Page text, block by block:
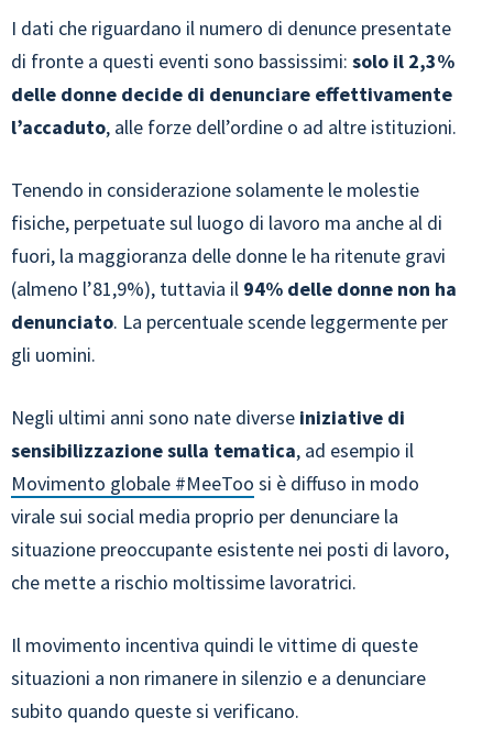
I dati che riguardano il numero di denunce presentate
di fronte a questi eventi sono bassissimi: solo il 2,3%
delle donne decide di denunciare effettivamente
l’accaduto, alle forze dell’ordine o ad altre istituzioni.
Tenendo in considerazione solamente le molestie
fisiche, perpetuate sul luogo di lavoro ma anche al di
fuori, la maggioranza delle donne le ha ritenute gravi
(almeno l’81,9%), tuttavia il 94% delle donne non ha
denunciato. La percentuale scende leggermente per
gli uomini.
Negli ultimi anni sono nate diverse iniziative di
sensibilizzazione sulla tematica, ad esempio il
Movimento globale #MeeToo si è diffuso in modo
virale sui social media proprio per denunciare la
situazione preoccupante esistente nei posti di lavoro,
che mette a rischio moltissime lavoratrici.
Il movimento incentiva quindi le vittime di queste
situazioni a non rimanere in silenzio e a denunciare
subito quando queste si verificano.